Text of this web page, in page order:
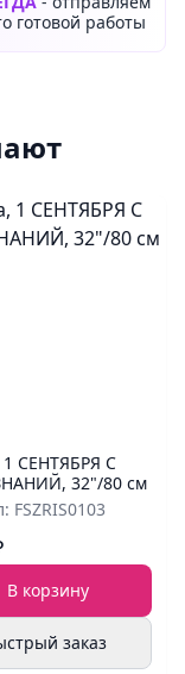
готовой работы
1 СЕНТЯБРЯ С
32"/80 см
FSZRIS0103
В корзину
заказ